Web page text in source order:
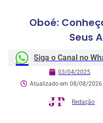
Oboé:
Seus
Siga o Canal no
03/04/2025
Atualizado em 08/08/2026
Redação